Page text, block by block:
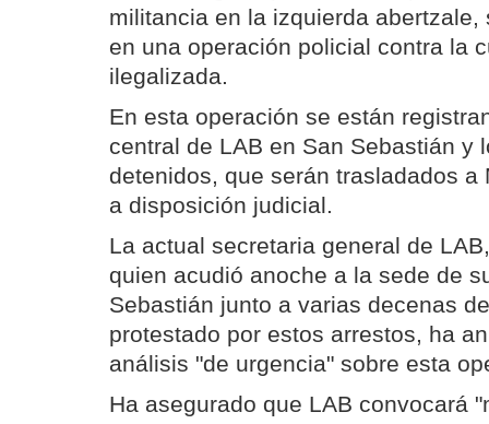
militancia en la izquierda
en una operación policial contra la
ilegalizada.
En esta operación se están
central de LAB en San Sebastián y
detenidos, que serán trasladados a
a disposición judicial.
La actual secretaria general de
quien acudió anoche a la sede de
Sebastián junto a varias decenas
protestado por estos arrestos, ha
análisis "de urgencia" sobre esta
Ha asegurado que LAB convocará